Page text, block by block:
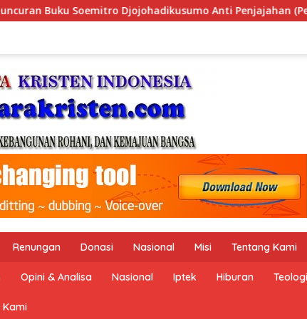
(Pergolakan Ekonomi Politik Indonesia) &
Renungan Donasi Nasional Misi Tentang Kami
Opini & Analisa Nasional Iptek Hiburan
Kami